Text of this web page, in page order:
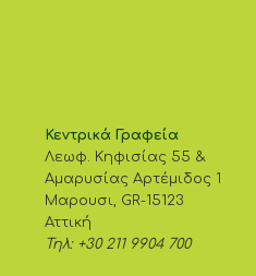
Κεντρικά Γραφεία
Λεωφ. Κηφισίας 55 &
Αμαρυσίας Αρτέμιδος 1
Μαρουσι, GR-15123
Αττική
Τηλ: +30 211 9904 700